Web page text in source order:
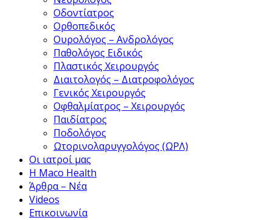
Οδοντίατρος
Ορθοπεδικός
Ουρολόγος – Ανδρολόγος
Παθολόγος Ειδικός
Πλαστικός Χειρουργός
Διαιτολογός – Διατροφολόγος
Γενικός Χειρουργός
Οφθαλμίατρος – Χειρουργός
Παιδίατρος
Ποδολόγος
Ωτορινολαρυγγολόγος (ΩΡΛ)
Οι ιατροί μας
Η Maco Health
Άρθρα – Νέα
Videos
Επικοινωνία